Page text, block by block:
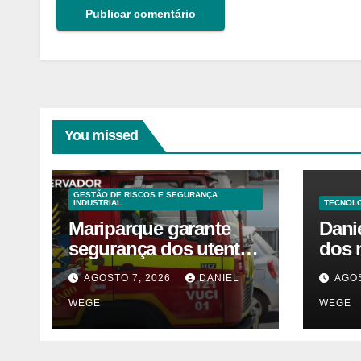
You missed
GESTÃO DE RISCOS E SEGURANÇA
INDUSTRIAL
Mariparque garante
segurança dos utentes
após acidente –
Observador
AGOSTO 7, 2026 DANIEL
WEGE
dos
WEGE